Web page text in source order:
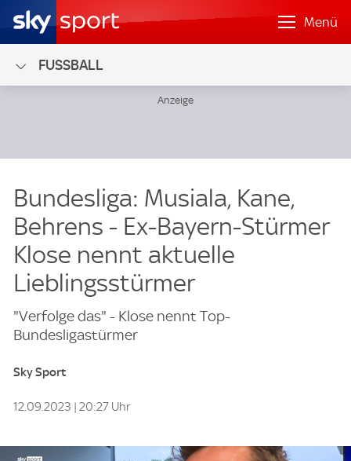
Menü
FUSSBALL
Bundesliga: Musiala, Kane,
Behrens - Ex-Bayern-Stürmer
Klose nennt aktuelle
Lieblingsstürmer
"Verfolge das" - Klose nennt Top-
Bundesligastürmer
Sky Sport
12.09.2023 | 20:27 Uhr